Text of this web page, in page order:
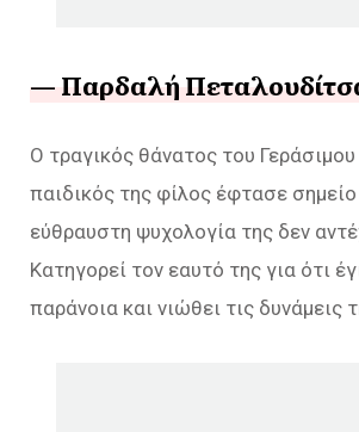
— Παρδαλή
Ο τραγικός θάνατος του
παιδικός της φίλος έφτασε
εύθραυστη ψυχολογία της δεν
Κατηγορεί τον εαυτό της για ότι
παράνοια και νιώθει τις δυνάμεις